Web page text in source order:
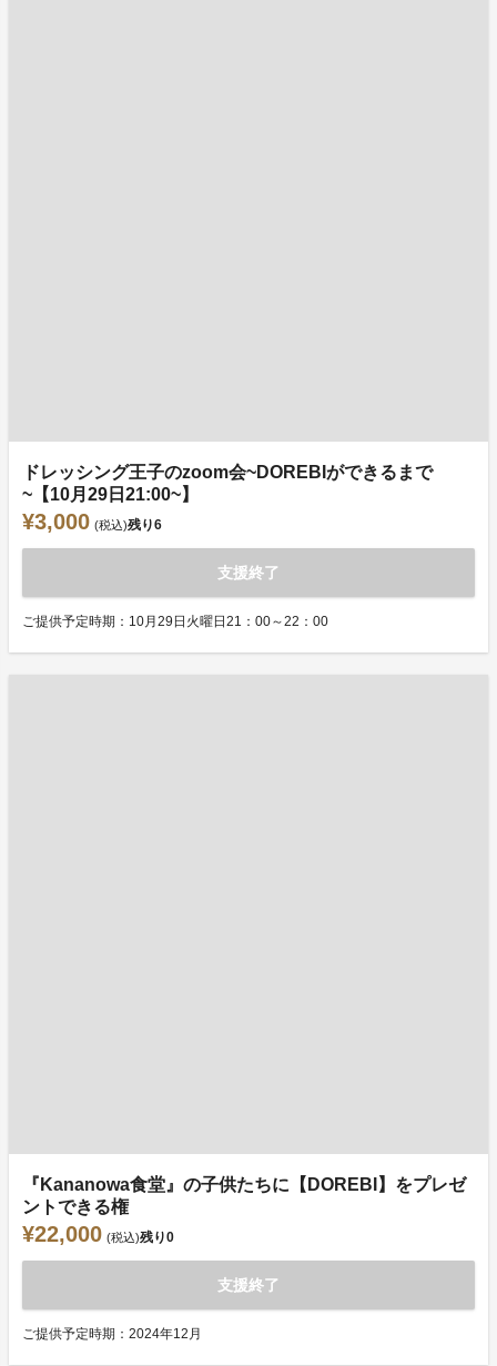
ドレッシング王子のzoom会~DOREBIができるまで
~【10月29日21:00~】
¥3,000 (税込)残り6
支援終了
ご提供予定時期：10月29日火曜日21：00～22：00
『Kananowa食堂』の子供たちに【DOREBI】をプレゼ
ントできる権
¥22,000 (税込)残り0
支援終了
ご提供予定時期：2024年12月